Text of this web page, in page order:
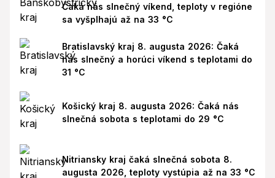
Čaká nás slnečný víkend, teploty v regióne
sa vyšplhajú až na 33 °C
Bratislavský kraj 8. augusta 2026: Čaká
nás slnečný a horúci víkend s teplotami do
31 °C
Košický kraj 8. augusta 2026: Čaká nás
slnečná sobota s teplotami do 29 °C
Nitriansky kraj čaká slnečná sobota 8.
augusta 2026, teploty vystúpia až na 33 °C